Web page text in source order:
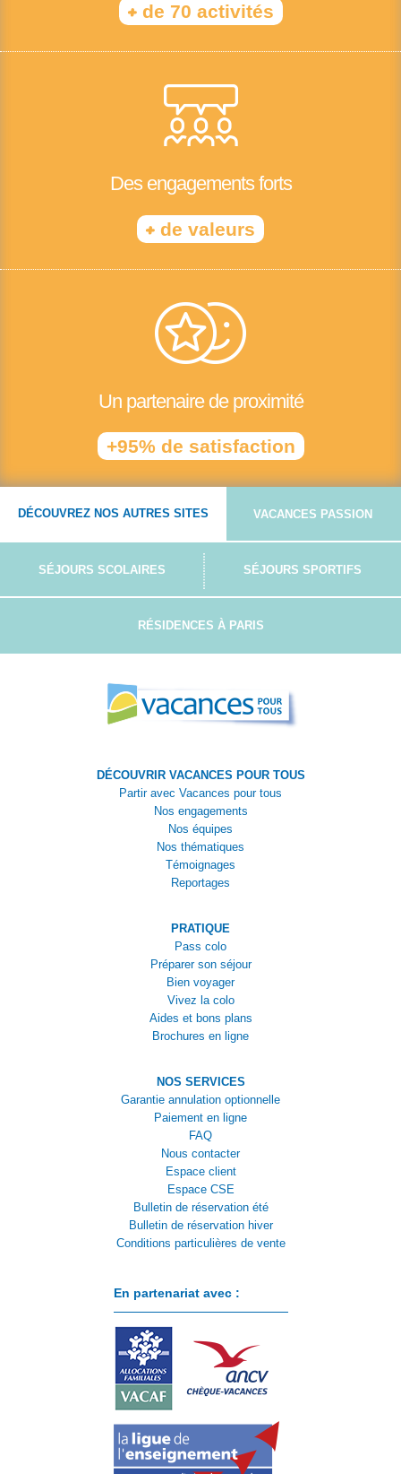
+de 70 activités
Des engagements forts
+ de valeurs
Un partenaire de proximité
+95% de satisfaction
DÉCOUVREZ NOS AUTRES SITES VACANCES PASSION
SÉJOURS SCOLAIRES SÉJOURS SPORTIFS
RÉSIDENCES À PARIS
DÉCOUVRIR VACANCES POUR TOUS
Partir avec Vacances pour tous
Nos engagements
Nos équipes
Nos thématiques
Témoignages
Reportages
PRATIQUE
Pass colo
Préparer son séjour
Bien voyager
Vivez la colo
Aides et bons plans
Brochures en ligne
NOS SERVICES
Garantie annulation optionnelle
Paiement en ligne
FAQ
Nous contacter
Espace client
Espace CSE
Bulletin de réservation été
Bulletin de réservation hiver
Conditions particulières de vente
En partenariat avec :